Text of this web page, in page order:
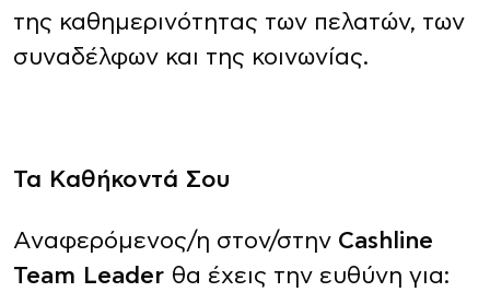
της καθημερινότητας των πελατών, των
συναδέλφων και της κοινωνίας.
Τα Καθήκοντά Σου
Αναφερόμενος/η στον/στην Cashline
Team Leader θα έχεις την ευθύνη για: